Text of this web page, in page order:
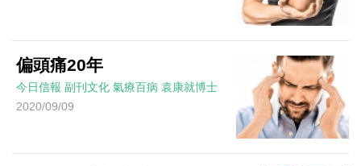
偏頭痛20年
今日信報 副刊文化 氣療百病 袁康就博士
2020/09/09